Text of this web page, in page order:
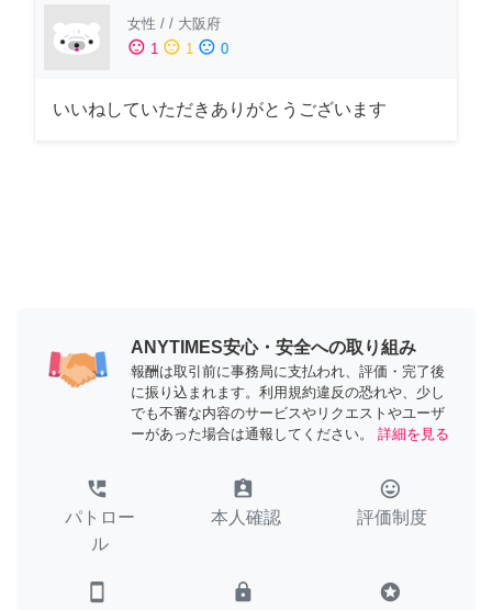
女性 / / 大阪府
sentiment_satisfied 1 sentiment_neutral 1 sentiment_dissatisfied 0
いいねしていただきありがとうございます
ANYTIMES安心・安全への取り組み
報酬は取引前に事務局に支払われ、評価・完了後
に振り込まれます。利用規約違反の恐れや、少し
でも不審な内容のサービスやリクエストやユーザ
ーがあった場合は通報してください。
詳細を見る
perm_phone_msg
パトロー
ル
assignment_ind
本人確認
tag_faces
評価制度
smartphone lock stars